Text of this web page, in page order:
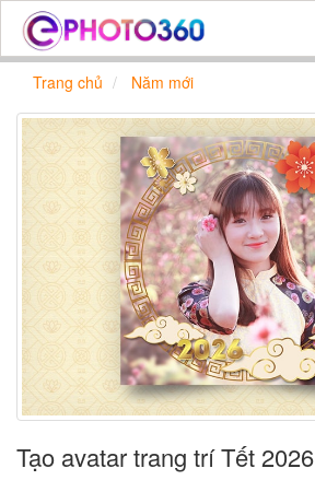
Trang chủ Năm mới
Tạo avatar trang trí Tết 2026